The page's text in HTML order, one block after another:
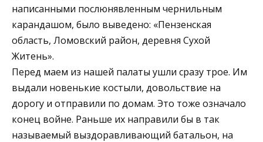
написанными послюнявленным чернильным
карандашом, было выведено: «Пензенская
область, Ломовский район, деревня Сухой
Житень».
Перед маем из нашей палаты ушли сразу трое. Им
выдали новенькие костыли, довольствие на
дорогу и отправили по домам. Это тоже означало
конец войне. Раньше их направили бы в так
называемый выздоравливающий батальон, на